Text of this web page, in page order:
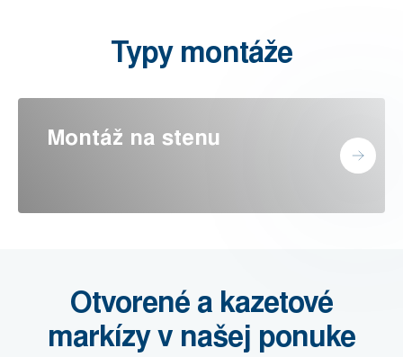
Typy montáže
Montáž na stenu
Otvorené a kazetové
markízy v našej ponuke